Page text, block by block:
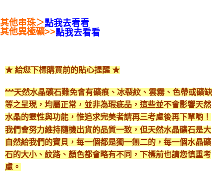
其他串珠＞點我去看看
其他異極礦>>點我去看看
★ 給您下標購買前的貼心提醒 ★
***天然水晶礦石難免會有礦痕、冰裂紋、雲霧、色帶或礦缺
等之呈現，均屬正常，並非為瑕疵品，這些並不會影響天然
水晶的靈性與功能，惟追求完美者請再三考慮後再下單喲！
我們會努力維持隨機出貨的品質一致，但天然水晶礦石是大
自然給我們的寶貝，每一個都是獨一無二的，每一個水晶礦
石的大小、紋路、顏色都會略有不同，下標前也請您慎重考
慮。